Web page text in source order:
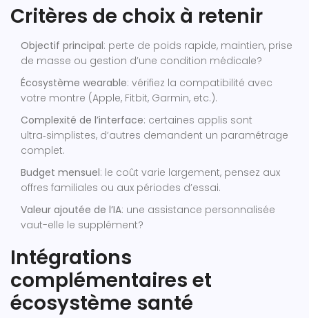
Critères de choix à retenir
Objectif principal: perte de poids rapide, maintien, prise
de masse ou gestion d’une condition médicale?
Écosystème wearable: vérifiez la compatibilité avec
votre montre (Apple, Fitbit, Garmin, etc.).
Complexité de l’interface: certaines applis sont
ultra‑simplistes, d’autres demandent un paramétrage
complet.
Budget mensuel: le coût varie largement, pensez aux
offres familiales ou aux périodes d’essai.
Valeur ajoutée de l’IA: une assistance personnalisée
vaut-elle le supplément?
Intégrations
complémentaires et
écosystème santé